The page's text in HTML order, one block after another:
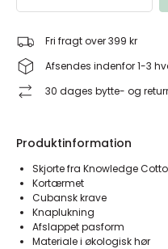
Fri fragt over 399 kr
Afsendes indenfor 1-3
30 dages bytte- og
Produktinformation
Skjorte fra Knowledge
Kortærmet
Cubansk krave
Knaplukning
Afslappet pasform
Materiale i økologisk hør